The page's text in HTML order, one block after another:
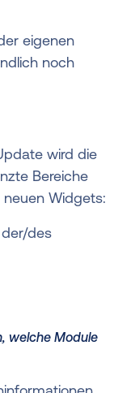
eigenen
noch
wird die
Bereiche
Widgets:
des
welche Module